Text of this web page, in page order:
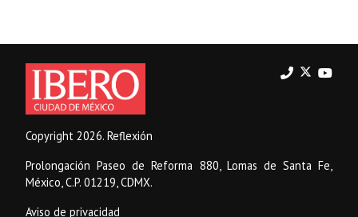
Copyright 2026. Reflexión
Prolongación Paseo de Reforma 880, Lomas de Santa Fe,
México, C.P. 01219, CDMX.
Aviso de privacidad